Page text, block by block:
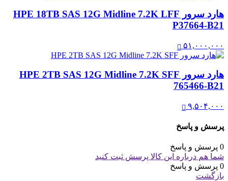
هارد سرور HPE 18TB SAS 12G Midline 7.2K LFF
P37664-B21
۵۱,۰۰۰,۰۰۰
هارد سرور HPE 2TB SAS 12G Midline 7.2K SFF
765466-B21
۹,۵۰۴,۰۰۰
پرسش و پاسخ
0 پرسش و پاسخ
شما هم درباره این کالا پرسش ثبت کنید
0 پرسش و پاسخ
بازگشت